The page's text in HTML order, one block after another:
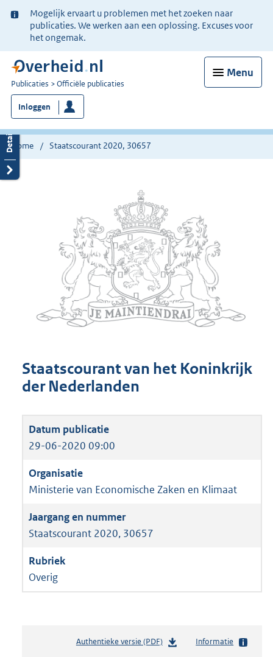
Ter
informatie:
Mogelijk ervaart u problemen met het zoeken naar
publicaties. We werken aan een oplossing. Excuses voor
het ongemak.
Menu
U
bent
nu
hier:
Publicaties Officiële publicaties
Inloggen
Home Staatscourant 2020, 30657
Staatscourant van het Koninkrijk
der Nederlanden
29-06-2020 09:00
Ministerie van Economische Zaken en Klimaat
Staatscourant 2020, 30657
Overig
Authentieke versie (PDF)b
Informatie